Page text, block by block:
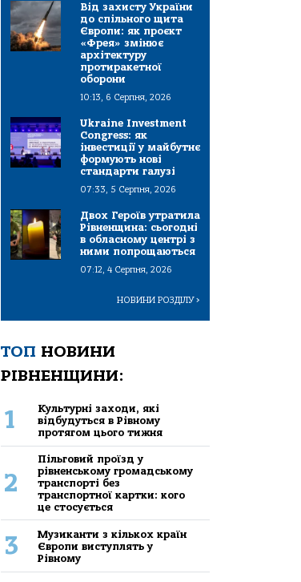
Від захисту України
до спільного щита
Європи: як проєкт
«Фрея» змінює
архітектуру
протиракетної
оборони
10:13, 6 Серпня, 2026
Ukraine Investment
Congress: як
інвестиції у майбутнє
формують нові
стандарти галузі
07:33, 5 Серпня, 2026
Двох Героїв утратила
Рівненщина: сьогодні
в обласному центрі з
ними попрощаються
07:12, 4 Серпня, 2026
НОВИНИ РОЗДІЛУ>
ТОП НОВИНИ
РІВНЕНЩИНИ:
1
Культурні заходи, які
відбудуться в Рівному
протягом цього тижня
2
Пільговий проїзд у
рівненському громадському
транспорті без
транспортної картки: кого
це стосується
3
Музиканти з кількох країн
Європи виступлять у
Рівному